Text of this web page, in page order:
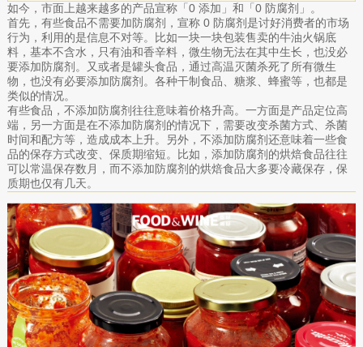
如今，市面上越来越多的产品宣称「0 添加」和「0 防腐剂」。
首先，有些食品不需要加防腐剂，宣称 0 防腐剂是讨好消费者的市场
行为，利用的是信息不对等。比如一块一块包装售卖的牛油火锅底
料，基本不含水，只有油和香辛料，微生物无法在其中生长，也没必
要添加防腐剂。又或者是罐头食品，通过高温灭菌杀死了所有微生
物，也没有必要添加防腐剂。各种干制食品、糖浆、蜂蜜等，也都是
类似的情况。
有些食品，不添加防腐剂往往意味着价格升高。一方面是产品定位高
端，另一方面是在不添加防腐剂的情况下，需要改变杀菌方式、杀菌
时间和配方等，造成成本上升。另外，不添加防腐剂还意味着一些食
品的保存方式改变、保质期缩短。比如，添加防腐剂的烘焙食品往往
可以常温保存数月，而不添加防腐剂的烘焙食品大多要冷藏保存，保
质期也仅有几天。